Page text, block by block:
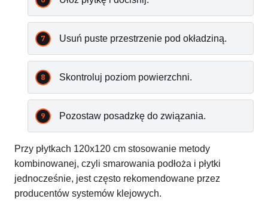
Usuń puste przestrzenie pod okładziną.
Skontroluj poziom powierzchni.
Pozostaw posadzkę do związania.
Przy płytkach 120x120 cm stosowanie metody
kombinowanej, czyli smarowania podłoża i płytki
jednocześnie, jest często rekomendowane przez
producentów systemów klejowych.